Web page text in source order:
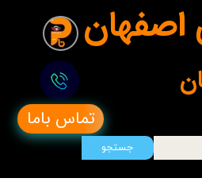
اصفهان
تماس باما
جستجو